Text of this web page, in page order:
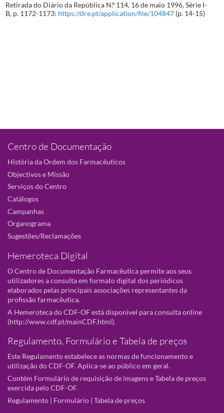
Retirada do Diário da República N.º 114, 16 de maio 1996, Série I-
B, p. 1172-1173: https://dre.pt/application/file/104847(p. 14-15)
Centro de Documentação
História da Ordem dos Farmacêuticos
Objectivos e Missão
Serviços do Centro
Catálogos
Campanhas
Organograma
Sugestões/Reclamações
Hemeroteca Digital
O Centro de Documentação Farmacêutica permite aos seus
utilizadores a consulta em formato digital dos periódicos
elaborados pelas principais associações representantes da
profissão farmacêutica.
A Hemeroteca do CDF-OF está disponivel para consulta online
(http://www.cdf.pt/mainCDF.html).
Regulamento, Formulário e Tabela de preços
Este Regulamento estabelece as normas de funcionamento e
utilização do CDF-OF. Aplica-se ao público em geral.
Contém Formulário de requisição de imagens e Tabela de preços
exercida pelo CDF-OF.
Regulamento | Formulário | Tabela de preços